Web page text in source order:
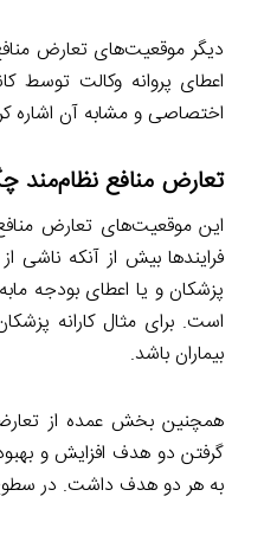
دیگر موقعیت‌های تعارض منافع
اعطای پروانه وکالت توسط
اختصاصی و مشابه آن اشاره
تعارض منافع نظام‌مند
این موقعیت‌های تعارض
فرایندها بیش از آنکه ناشی
است. برای مثال کارانه
بیماران باشد.
گرفتن دو هدف افزایش و
به هر دو هدف داشت. در